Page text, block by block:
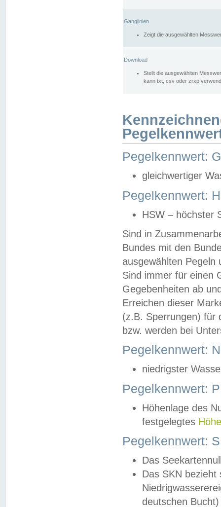
Ganglinien
Zeigt die ausgewählten
Download
Stellt die ausgewählten
kann txt, csv oder zrxp
Pegelkennwert:
gleichwertiger
Pegelkennwert:
HSW – höchster
Sind in
Bundes mit den
ausgewählten
Sind immer für einen
Gegebenheiten ab
Erreichen dieser
(z.B. Sperrungen) für
bzw. werden bei
Pegelkennwert:
niedrigster
Pegelkennwert:
Höhenlage des
festgelegtes
Pegelkennwert:
Das
Das SKN
deutschen